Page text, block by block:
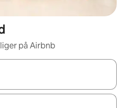
på Airbnb
skal du navigere med